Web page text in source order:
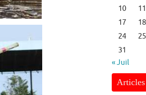
10
11
17
18
24
25
31
« Juil